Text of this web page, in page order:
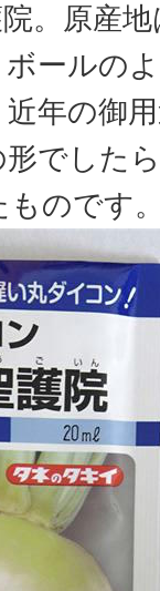
。原産地
ールの
年の御
でした
ものです